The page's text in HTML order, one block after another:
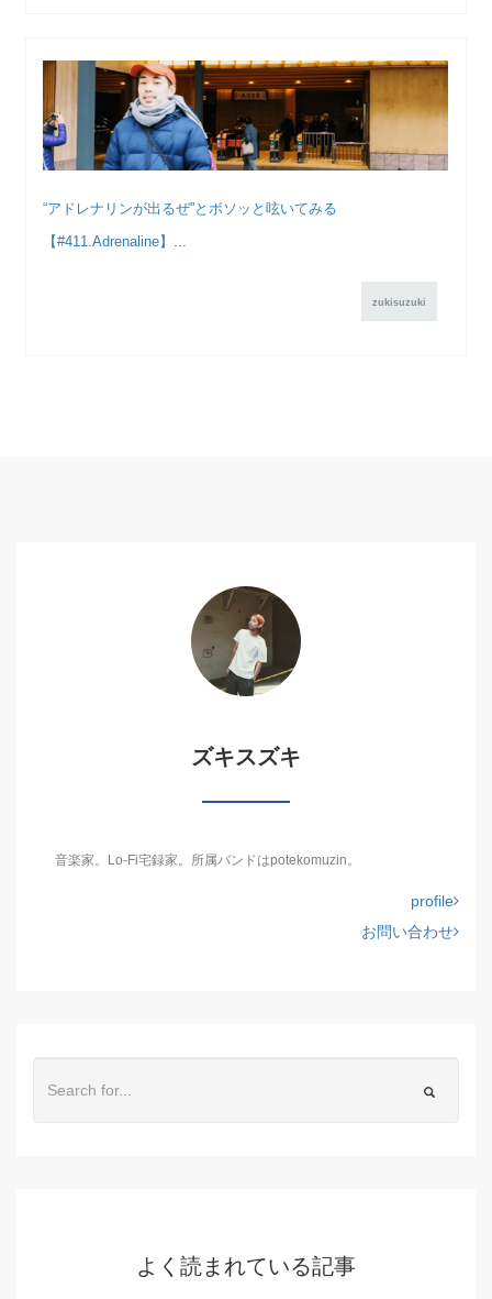
“アドレナリンが出るぜ”とボソッと呟いてみる
【#411.Adrenaline】...
zukisuzuki
ズキスズキ
音楽家。Lo-Fi宅録家。所属バンドはpotekomuzin。
profile
お問い合わせ
よく読まれている記事